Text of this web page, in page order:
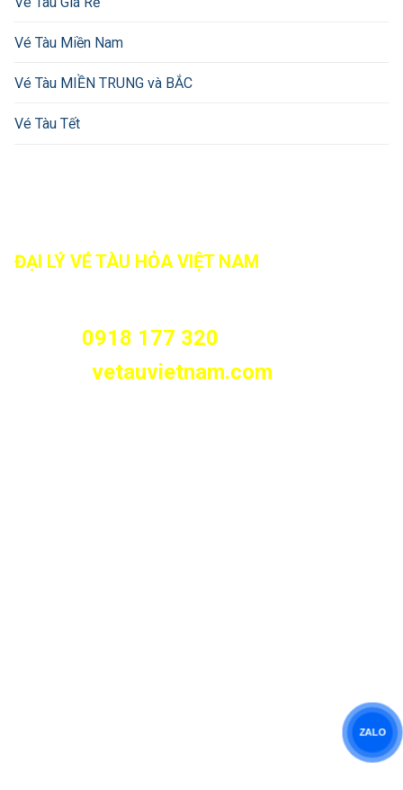
Vé Tàu Miền Nam
Vé Tàu MIỀN TRUNG và BẮC
Vé Tàu Tết
ĐẠI LÝ VÉ TÀU HỎA VIỆT NAM
0918 177 320
vetauvietnam.com
ZALO